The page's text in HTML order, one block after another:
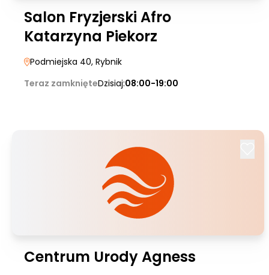
Salon Fryzjerski Afro
Katarzyna Piekorz
Podmiejska 40, Rybnik
Teraz zamknięteDzisiaj:08:00-19:00
Centrum Urody Agness